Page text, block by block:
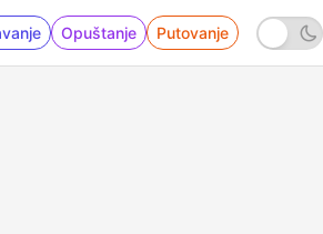
Opuštanje Putovanje